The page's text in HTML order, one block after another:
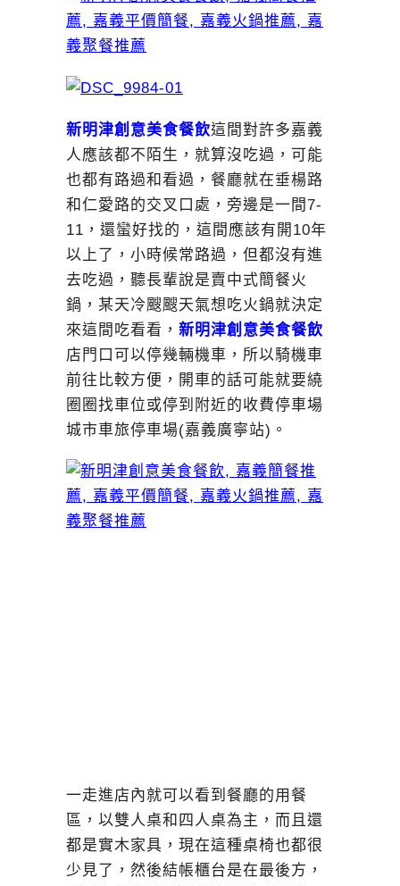
新明津創意美食餐飲這間對許多嘉義
人應該都不陌生，就算沒吃過，可能
也都有路過和看過，餐廳就在垂楊路
和仁愛路的交叉口處，旁邊是一間7-
11，還蠻好找的，這間應該有開10年
以上了，小時候常路過，但都沒有進
去吃過，聽長輩說是賣中式簡餐火
鍋，某天冷颼颼天氣想吃火鍋就決定
來這間吃看看， 新明津創意美食餐飲
店門口可以停幾輛機車，所以騎機車
前往比較方便，開車的話可能就要繞
圈圈找車位或停到附近的收費停車場
城市車旅停車場(嘉義廣寧站)。
一走進店內就可以看到餐廳的用餐
區，以雙人桌和四人桌為主，而且還
都是實木家具，現在這種桌椅也都很
少見了，然後結帳櫃台是在最後方，